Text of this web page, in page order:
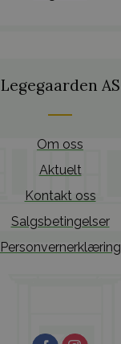
Legegaarden AS
Om oss
Aktuelt
Kontakt oss
Salgsbetingelser
Personvernerklæring